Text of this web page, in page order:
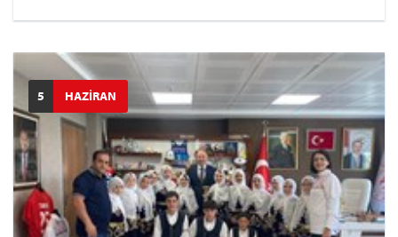
5 HAZİRAN